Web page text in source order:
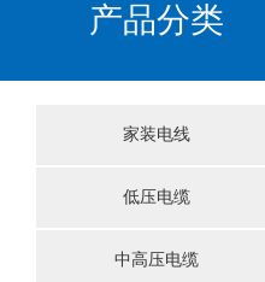
产品分类
家装电线
低压电缆
中高压电缆